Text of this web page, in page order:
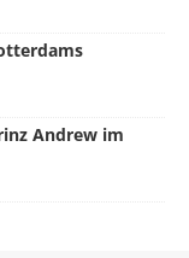
Andrew im